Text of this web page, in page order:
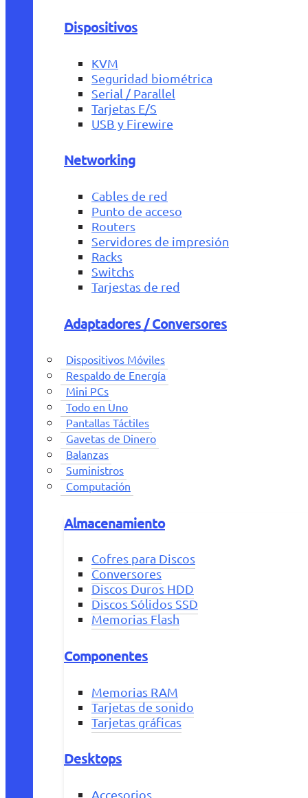
Dispositivos
KVM
Seguridad biométrica
Serial / Parallel
Tarjetas E/S
USB y Firewire
Networking
Cables de red
Punto de acceso
Routers
Servidores de impresión
Racks
Switchs
Tarjestas de red
Adaptadores / Conversores
Dispositivos Móviles
Respaldo de Energía
Mini PCs
Todo en Uno
Pantallas Táctiles
Gavetas de Dinero
Balanzas
Suministros
Computación
Almacenamiento
Cofres para Discos
Conversores
Discos Duros HDD
Discos Sólidos SSD
Memorias Flash
Componentes
Memorias RAM
Tarjetas de sonido
Tarjetas gráficas
Desktops
Accesorios